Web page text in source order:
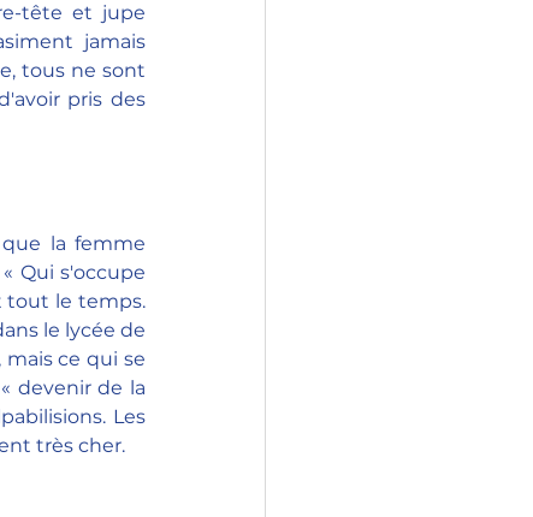
tête et jupe
jamais
tous ne sont
pris des
la femme
Qui s'occupe
tout le temps.
le lycée de
ce qui se
devenir de la
Les
très cher.